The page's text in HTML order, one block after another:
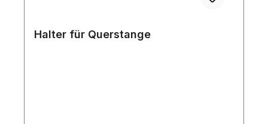
Halter für Querstange